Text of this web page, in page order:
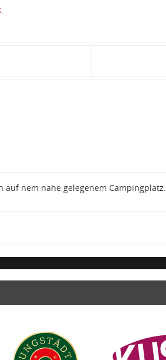
auf nem nahe gelegenem Campingplatz.